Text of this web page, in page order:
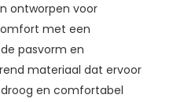
ontworpen voor
met een
pasvorm en
materiaal dat ervoor
en comfortabel